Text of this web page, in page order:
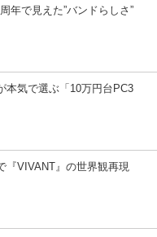
年で見えた”バンドらしさ”
本気で選ぶ「10万円台PC3
『VIVANT』の世界観再現